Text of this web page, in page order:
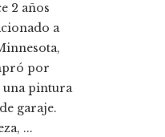
2 años
a
por
una pintura
garaje.
...